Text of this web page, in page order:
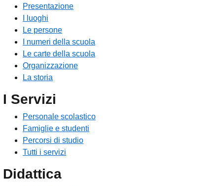
Presentazione
I luoghi
Le persone
I numeri della scuola
Le carte della scuola
Organizzazione
La storia
I Servizi
Personale scolastico
Famiglie e studenti
Percorsi di studio
Tutti i servizi
Didattica